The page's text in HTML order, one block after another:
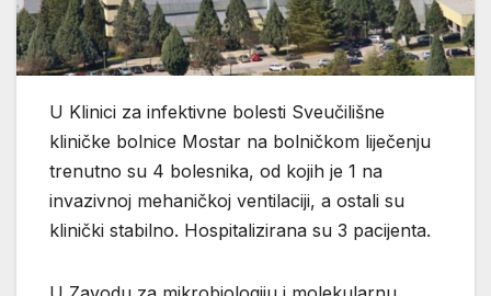
U Klinici za infektivne bolesti Sveučilišne
kliničke bolnice Mostar na bolničkom liječenju
trenutno su 4 bolesnika, od kojih je 1 na
invazivnoj mehaničkoj ventilaciji, a ostali su
klinički stabilno. Hospitalizirana su 3 pacijenta.